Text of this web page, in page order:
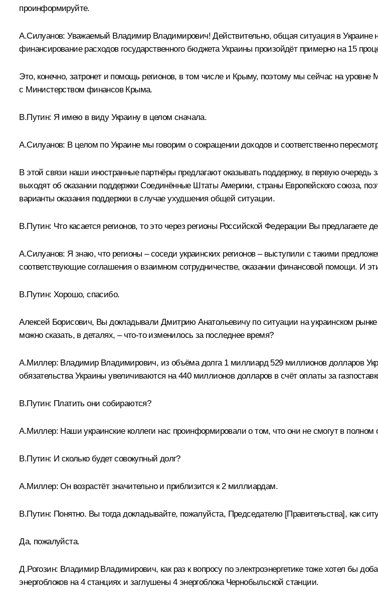
проинформируйте.
А.Силуанов: Уважаемый Владимир Владимирович! Действительно, общая ситуация в Украине
финансирование расходов государственного бюджета Украины произойдёт примерно на 15
Это, конечно, затронет и помощь регионов, в том числе и Крыму, поэтому мы сейчас на
с Министерством финансов Крыма.
В.Путин: Я имею в виду Украину в целом сначала.
А.Силуанов: В целом по Украине мы говорим о сокращении доходов и соответственно
В этой связи наши иностранные партнёры предлагают оказывать поддержку, в первую
выходят об оказании поддержки Соединённые Штаты Америки, страны Европейского союза,
варианты оказания поддержки в случае ухудшения общей ситуации.
В.Путин: Что касается регионов, то это через регионы Российской Федерации Вы предлагаете
А.Силуанов: Я знаю, что регионы – соседи украинских регионов – выступили с такими
соответствующие соглашения о взаимном сотрудничестве, оказании финансовой помощи. И
В.Путин: Хорошо, спасибо.
Алексей Борисович, Вы докладывали Дмитрию Анатольевичу по ситуации на украинском
можно сказать, в деталях, – что‑то изменилось за последнее время?
А.Миллер: Владимир Владимирович, из объёма долга 1 миллиард 529 миллионов долларов
обязательства Украины увеличиваются на 440 миллионов долларов в счёт оплаты за
В.Путин: Платить они собираются?
А.Миллер: Наши украинские коллеги нас проинформировали о том, что они не смогут в полном
В.Путин: И сколько будет совокупный долг?
А.Миллер:Он возрастёт значительно и приблизится к 2 миллиардам.
В.Путин: Понятно. Вы тогда докладывайте, пожалуйста, Председателю [Правительства], как
Да, пожалуйста.
Д.Рогозин: Владимир Владимирович, как раз к вопросу по электроэнергетике тоже хотел бы
энергоблоков на 4 станциях и заглушены 4 энергоблока Чернобыльской станции.